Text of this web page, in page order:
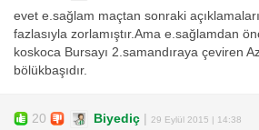
evet e.sağlam maçtan sonraki
fazlasıyla zorlamıştır.Ama e.sağlamdan
koskoca Bursayı 2.samandıraya çeviren
bölükbaşıdır.
20 Biyediç | 29 Eylül 2015 | 14:38